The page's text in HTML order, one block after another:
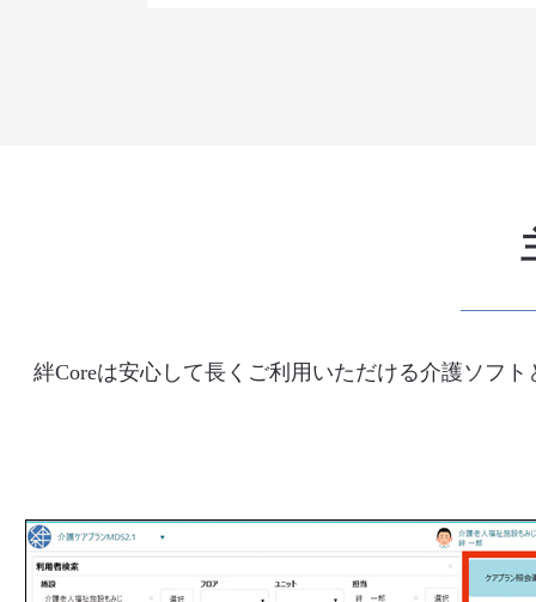
絆Coreは安心して長くご利用いただける介護ソフ